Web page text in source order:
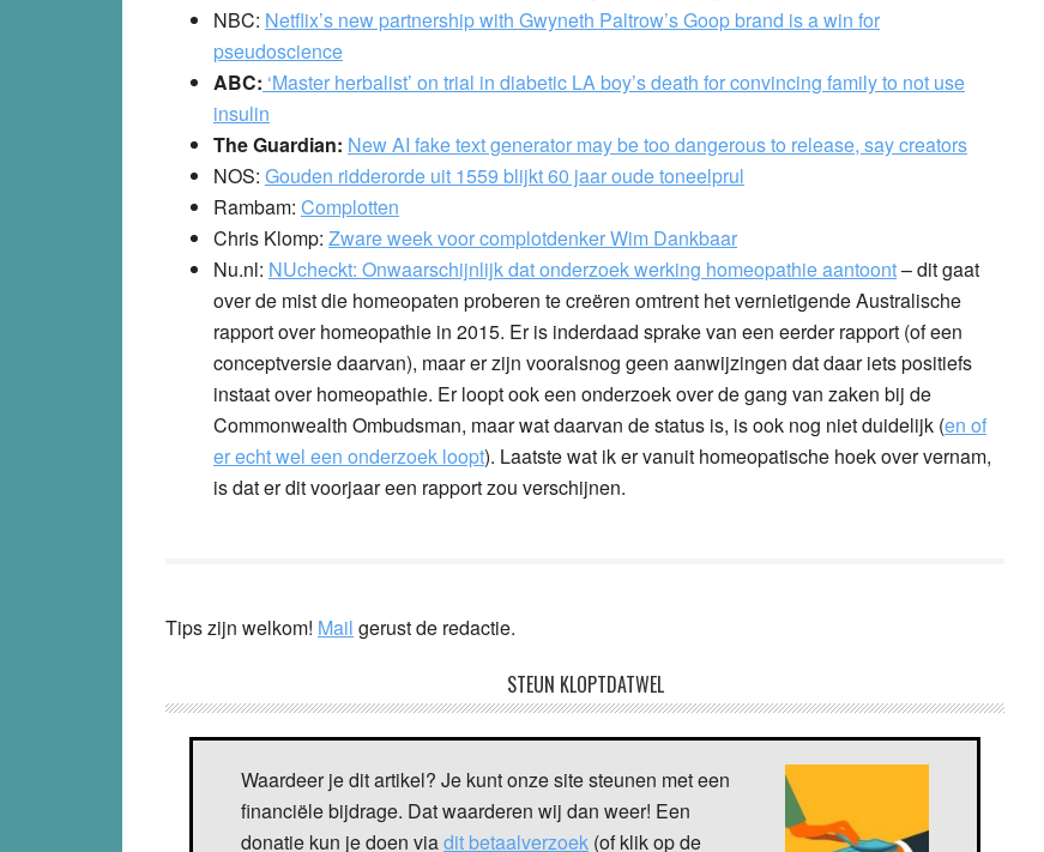
NBC: Netflix’s new partnership with Gwyneth Paltrow’s Goop brand is a win for
pseudoscience
ABC: ‘Master herbalist’ on trial in diabetic LA boy’s death for convincing family to not use
insulin
The Guardian: New AI fake text generator may be too dangerous to release, say creators
NOS: Gouden ridderorde uit 1559 blijkt 60 jaar oude toneelprul
Rambam: Complotten
Chris Klomp: Zware week voor complotdenker Wim Dankbaar
Nu.nl: NUcheckt: Onwaarschijnlijk dat onderzoek werking homeopathie aantoont– dit gaat
over de mist die homeopaten proberen te creëren omtrent het vernietigende Australische
rapport over homeopathie in 2015. Er is inderdaad sprake van een eerder rapport (of een
conceptversie daarvan), maar er zijn vooralsnog geen aanwijzingen dat daar iets positiefs
instaat over homeopathie. Er loopt ook een onderzoek over de gang van zaken bij de
Commonwealth Ombudsman, maar wat daarvan de status is, is ook nog niet duidelijk (en of
er echt wel een onderzoek loopt). Laatste wat ik er vanuit homeopatische hoek over vernam,
is dat er dit voorjaar een rapport zou verschijnen.
Tips zijn welkom! Mail gerust de redactie.
STEUN KLOPTDATWEL
Waardeer je dit artikel? Je kunt onze site steunen met een
financiële bijdrage. Dat waarderen wij dan weer! Een
donatie kun je doen viadit betaalverzoek (of klik op de